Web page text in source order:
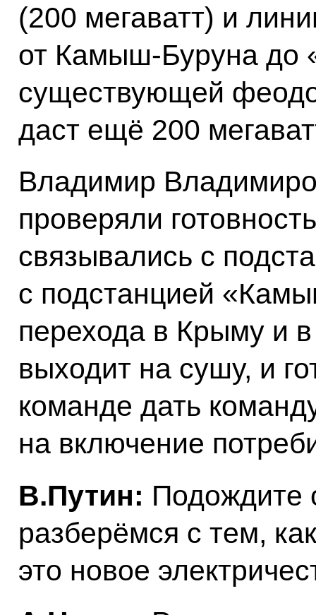
(200 мегаватт) и
от Камыш-Буруна до
существующей
даст ещё 200
Владимир
проверяли
связывались с
с подстанцией
перехода в Крыму и
выходит на сушу, и
команде дать
на включение
В.Путин: Подождите
разберёмся с тем,
это новое